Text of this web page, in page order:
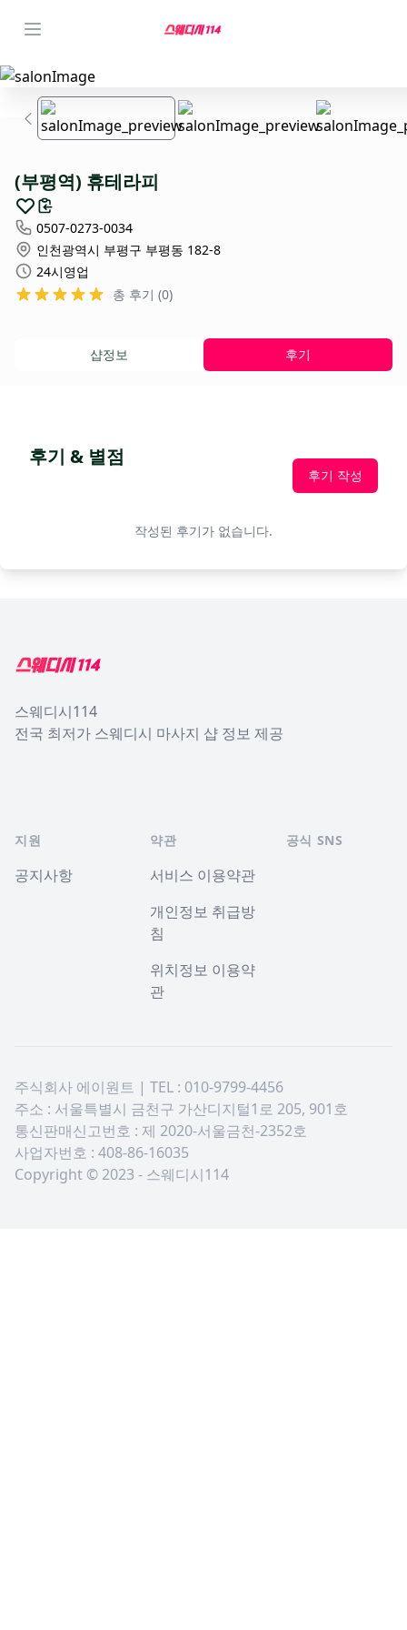
(부평역) 휴테라피
0507-0273-0034
인천광역시 부평구 부평동 182-8
24시영업
총 후기 (0)
샵정보 후기
후기 & 별점
후기 작성
작성된 후기가 없습니다.
스웨디시114
전국 최저가 스웨디시 마사지 샵 정보 제공
지원
공지사항
약관
서비스 이용약관
개인정보 취급방
침
위치정보 이용약
관
공식 SNS
주식회사 에이원트 | TEL : 010-9799-4456
주소 : 서울특별시 금천구 가산디지털1로 205, 901호
통신판매신고번호 : 제 2020-서울금천-2352호
사업자번호 : 408-86-16035
Copyright © 2023 - 스웨디시114